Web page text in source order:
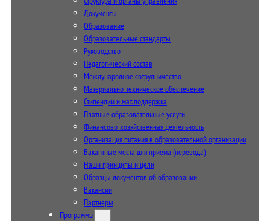
Документы
Образование
Образовательные стандарты
Руководство
Педагогический состав
Международное сотрудничество
Материально-техническое обеспечение
Стипендии и мат. поддержка
Платные образовательные услуги
Финансово-хозяйственная деятельность
Организация питания в образовательной организации
Вакантные места для приема (перевода)
Наши принципы и цели
Образцы документов об образовании
Вакансии
Партнеры
Программы